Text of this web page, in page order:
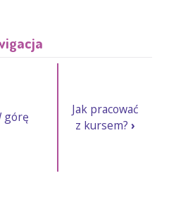
górę
Jak pracować
z kursem? ›